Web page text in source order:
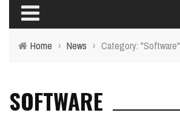
Home › News › Category: "Software"
SOFTWARE